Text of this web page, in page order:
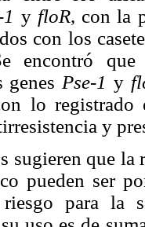
y floR, con la
con los
encontró
genes Pse-1 y
lo
y
sugieren que
pueden ser
riesgo para